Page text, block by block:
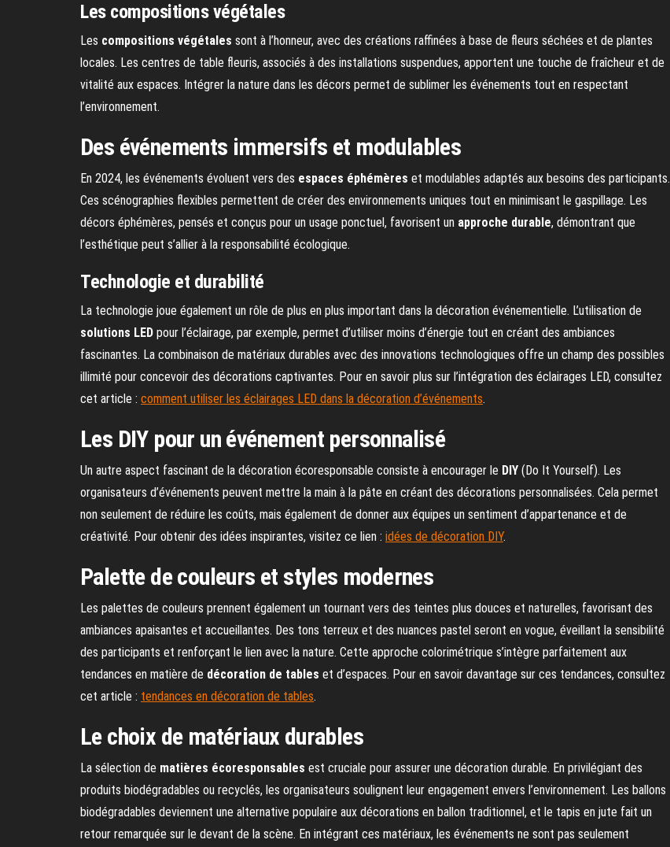
Les compositions végétales
Les compositions végétales sont à l’honneur, avec des créations raffinées à base de fleurs séchées et de plantes
locales. Les centres de table fleuris, associés à des installations suspendues, apportent une touche de fraîcheur et de
vitalité aux espaces. Intégrer la nature dans les décors permet de sublimer les événements tout en respectant
l’environnement.
Des événements immersifs et modulables
En 2024, les événements évoluent vers des espaces éphémères et modulables adaptés aux besoins des participants.
Ces scénographies flexibles permettent de créer des environnements uniques tout en minimisant le gaspillage. Les
décors éphémères, pensés et conçus pour un usage ponctuel, favorisent un approche durable, démontrant que
l’esthétique peut s’allier à la responsabilité écologique.
Technologie et durabilité
La technologie joue également un rôle de plus en plus important dans la décoration événementielle. L’utilisation de
solutions LED pour l’éclairage, par exemple, permet d’utiliser moins d’énergie tout en créant des ambiances
fascinantes. La combinaison de matériaux durables avec des innovations technologiques offre un champ des possibles
illimité pour concevoir des décorations captivantes. Pour en savoir plus sur l’intégration des éclairages LED, consultez
cet article : comment utiliser les éclairages LED dans la décoration d’événements.
Les DIY pour un événement personnalisé
Un autre aspect fascinant de la décoration écoresponsable consiste à encourager le DIY (Do It Yourself). Les
organisateurs d’événements peuvent mettre la main à la pâte en créant des décorations personnalisées. Cela permet
non seulement de réduire les coûts, mais également de donner aux équipes un sentiment d’appartenance et de
créativité. Pour obtenir des idées inspirantes, visitez ce lien : idées de décoration DIY.
Palette de couleurs et styles modernes
Les palettes de couleurs prennent également un tournant vers des teintes plus douces et naturelles, favorisant des
ambiances apaisantes et accueillantes. Des tons terreux et des nuances pastel seront en vogue, éveillant la sensibilité
des participants et renforçant le lien avec la nature. Cette approche colorimétrique s’intègre parfaitement aux
tendances en matière de décoration de tables et d’espaces. Pour en savoir davantage sur ces tendances, consultez
cet article : tendances en décoration de tables.
Le choix de matériaux durables
La sélection de matières écoresponsables est cruciale pour assurer une décoration durable. En privilégiant des
produits biodégradables ou recyclés, les organisateurs soulignent leur engagement envers l’environnement. Les ballons
biodégradables deviennent une alternative populaire aux décorations en ballon traditionnel, et le tapis en jute fait un
retour remarquée sur le devant de la scène. En intégrant ces matériaux, les événements ne sont pas seulement